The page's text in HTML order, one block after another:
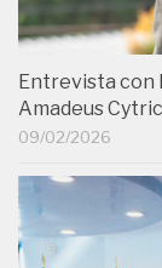
Entrevista con
Amadeus
09/02/2026